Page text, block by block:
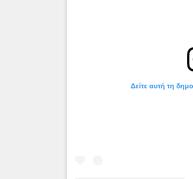
Δείτε αυτή τη